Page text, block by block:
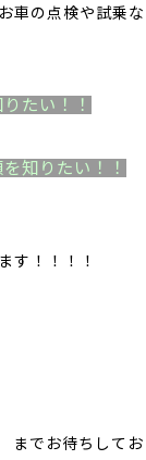
車の点検や試乗
たい！！
知りたい！！
す！！！！
お待ちしてお